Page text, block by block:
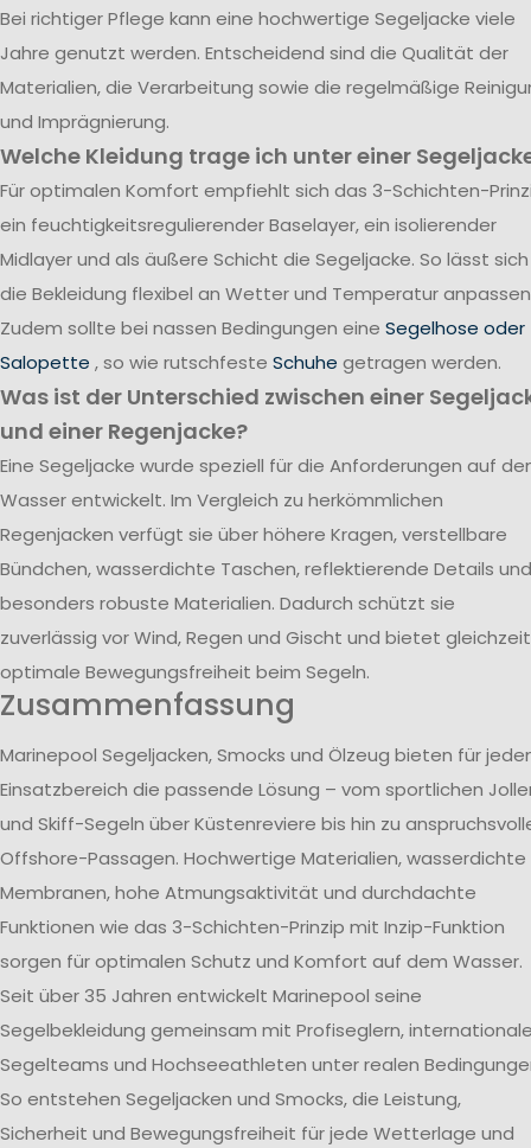
Bei richtiger Pflege kann eine hochwertige Segeljacke viele
Jahre genutzt werden. Entscheidend sind die Qualität der
Materialien, die Verarbeitung sowie die regelmäßige
und Imprägnierung.
Welche Kleidung trage ich unter einer
Für optimalen Komfort empfiehlt sich das 3-Schichten-
ein feuchtigkeitsregulierender Baselayer, ein isolierender
Midlayer und als äußere Schicht die Segeljacke. So lässt sich
die Bekleidung flexibel an Wetter und Temperatur
Zudem sollte bei nassen Bedingungen eine Segelhose oder
Salopette , so wie rutschfeste Schuhe getragen werden.
Was ist der Unterschied zwischen einer
und einer Regenjacke?
Eine Segeljacke wurde speziell für die Anforderungen auf
Wasser entwickelt. Im Vergleich zu herkömmlichen
Regenjacken verfügt sie über höhere Kragen, verstellbare
Bündchen, wasserdichte Taschen, reflektierende Details und
besonders robuste Materialien. Dadurch schützt sie
zuverlässig vor Wind, Regen und Gischt und bietet
optimale Bewegungsfreiheit beim Segeln.
Zusammenfassung
Marinepool Segeljacken, Smocks und Ölzeug bieten für
Einsatzbereich die passende Lösung – vom sportlichen
und Skiff-Segeln über Küstenreviere bis hin zu
Offshore-Passagen. Hochwertige Materialien, wasserdichte
Membranen, hohe Atmungsaktivität und durchdachte
Funktionen wie das 3-Schichten-Prinzip mit Inzip-Funktion
sorgen für optimalen Schutz und Komfort auf dem Wasser.
Seit über 35 Jahren entwickelt Marinepool seine
Segelbekleidung gemeinsam mit Profiseglern,
Segelteams und Hochseeathleten unter realen
So entstehen Segeljacken und Smocks, die Leistung,
Sicherheit und Bewegungsfreiheit für jede Wetterlage und